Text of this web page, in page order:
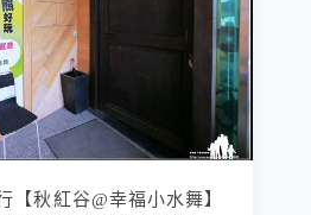
【秋紅谷@幸福小水舞】